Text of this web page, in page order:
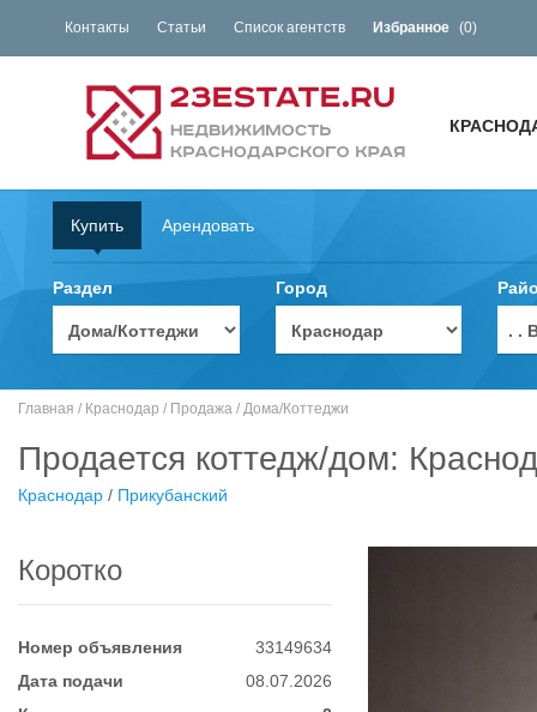
Контакты Статьи Список агентств Избранное (0)
Купить Арендовать
Раздел Город
. .
Главная / Краснодар / Продажа / Дома/Коттеджи
Продается коттедж/дом:
Краснодар / Прикубанский
Коротко
Номер объявления
33149634
Дата подачи
08.07.2026